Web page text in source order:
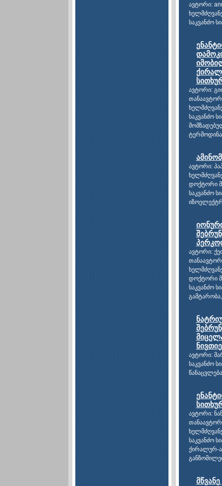
ავტორი:
საკვანძო
ავტორი:
საკვანძო
ავტორი:
დოქტორი
საკვანძო
ავტორი:
დოქტორი
საკვანძო
ავტორი:
საკვანძო
ავტორი:
საკვანძო
ქირალურ-
მწვანე